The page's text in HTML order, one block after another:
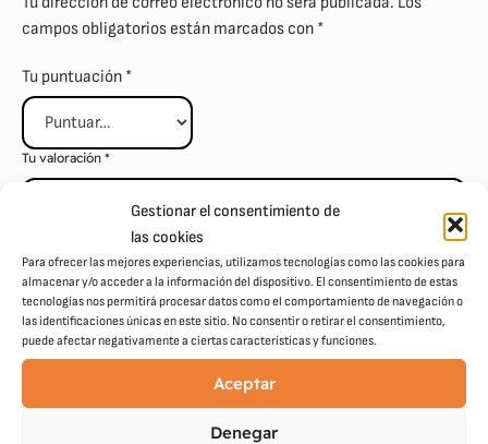
Gestionar el consentimiento de
las cookies
Para ofrecer las mejores experiencias, utilizamos tecnologías como las cookies para
almacenar y/o acceder a la información del dispositivo. El consentimiento de estas
tecnologías nos permitirá procesar datos como el comportamiento de navegación o
las identificaciones únicas en este sitio. No consentir o retirar el consentimiento,
puede afectar negativamente a ciertas características y funciones.
Aceptar
Denegar
campos obligatorios están marcados con *
Tu puntuación *
Tu valoración *
Nombre* Correo electrónico*